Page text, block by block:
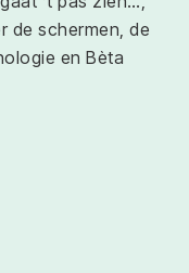
de schermen, de
en Bèta